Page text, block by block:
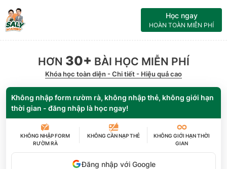
Học ngay
HOÀN TOÀN MIỄN PHÍ
HƠN 30+ BÀI HỌC MIỄN PHÍ
Khóa học toàn diện - Chi tiết - Hiệu quả cao
Không nhập form rườm rà, không nhập thẻ, không giới hạn
thời gian - đăng nhập là học ngay!
KHÔNG NHẬP FORM
RƯỜM RÀ
KHÔNG CẦNNẠP THẺ KHÔNG GIỚI HẠNTHỜI
GIAN
Đăng nhập với Google